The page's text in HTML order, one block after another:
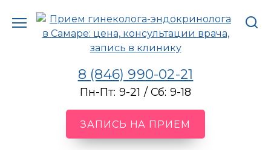
содержанию
8 (846) 990-02-21
Пн-Пт: 9-21 / Сб: 9-18
ЗАПИСЬ НА ПРИЕМ